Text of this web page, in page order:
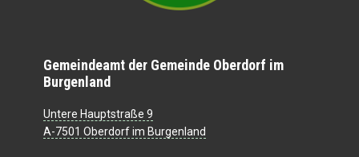
Gemeindeamt der Gemeinde Oberdorf im
Burgenland
Untere Hauptstraße 9
A-7501 Oberdorf im Burgenland